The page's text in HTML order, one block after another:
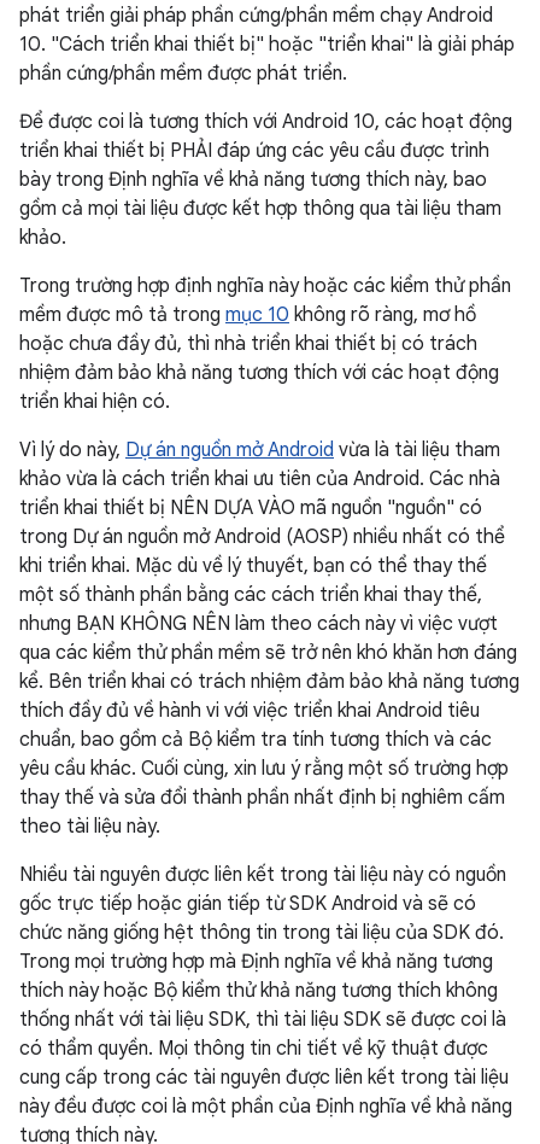
phát triển giải pháp phần cứng/phần mềm chạy Android
10. "Cách triển khai thiết bị" hoặc "triển khai" là giải pháp
phần cứng/phần mềm được phát triển.
Để được coi là tương thích với Android 10, các hoạt động
triển khai thiết bị PHẢI đáp ứng các yêu cầu được trình
bày trong Định nghĩa về khả năng tương thích này, bao
gồm cả mọi tài liệu được kết hợp thông qua tài liệu tham
khảo.
Trong trường hợp định nghĩa này hoặc các kiểm thử phần
mềm được mô tả trong mục 10 không rõ ràng, mơ hồ
hoặc chưa đầy đủ, thì nhà triển khai thiết bị có trách
nhiệm đảm bảo khả năng tương thích với các hoạt động
triển khai hiện có.
Vì lý do này, Dự án nguồn mở Android vừa là tài liệu tham
khảo vừa là cách triển khai ưu tiên của Android. Các nhà
triển khai thiết bị NÊN DỰA VÀO mã nguồn "nguồn" có
trong Dự án nguồn mở Android (AOSP) nhiều nhất có thể
khi triển khai. Mặc dù về lý thuyết, bạn có thể thay thế
một số thành phần bằng các cách triển khai thay thế,
nhưng BẠN KHÔNG NÊN làm theo cách này vì việc vượt
qua các kiểm thử phần mềm sẽ trở nên khó khăn hơn đáng
kể. Bên triển khai có trách nhiệm đảm bảo khả năng tương
thích đầy đủ về hành vi với việc triển khai Android tiêu
chuẩn, bao gồm cả Bộ kiểm tra tính tương thích và các
yêu cầu khác. Cuối cùng, xin lưu ý rằng một số trường hợp
thay thế và sửa đổi thành phần nhất định bị nghiêm cấm
theo tài liệu này.
Nhiều tài nguyên được liên kết trong tài liệu này có nguồn
gốc trực tiếp hoặc gián tiếp từ SDK Android và sẽ có
chức năng giống hệt thông tin trong tài liệu của SDK đó.
Trong mọi trường hợp mà Định nghĩa về khả năng tương
thích này hoặc Bộ kiểm thử khả năng tương thích không
thống nhất với tài liệu SDK, thì tài liệu SDK sẽ được coi là
có thẩm quyền. Mọi thông tin chi tiết về kỹ thuật được
cung cấp trong các tài nguyên được liên kết trong tài liệu
này đều được coi là một phần của Định nghĩa về khả năng
tương thích này.